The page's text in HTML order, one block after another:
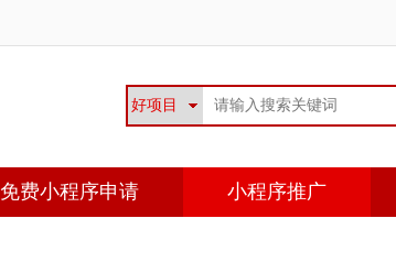
免费小程序申请 小程序推广